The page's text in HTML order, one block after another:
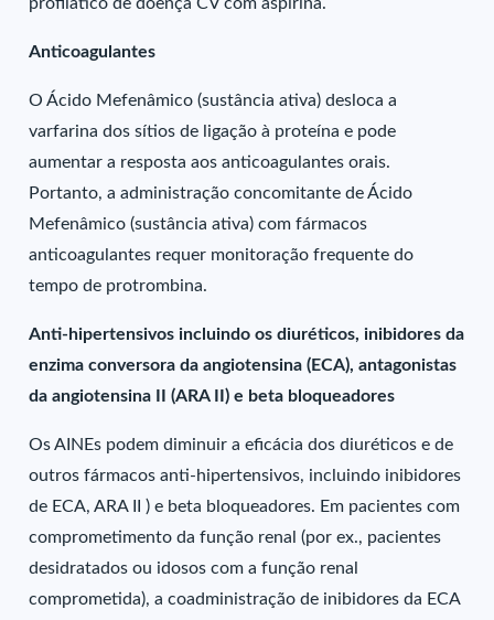
Anticoagulantes
O Ácido Mefenâmico (sustância ativa) desloca a
varfarina dos sítios de ligação à proteína e pode
aumentar a resposta aos anticoagulantes orais.
Portanto, a administração concomitante de Ácido
Mefenâmico (sustância ativa) com fármacos
anticoagulantes requer monitoração frequente do
tempo de protrombina.
Anti-hipertensivos incluindo os diuréticos, inibidores da
enzima conversora da angiotensina (ECA), antagonistas
da angiotensina II (ARA II) e beta bloqueadores
Os AINEs podem diminuir a eficácia dos diuréticos e de
outros fármacos anti-hipertensivos, incluindo inibidores
de ECA, ARA II ) e beta bloqueadores. Em pacientes com
comprometimento da função renal (por ex., pacientes
desidratados ou idosos com a função renal
comprometida), a coadministração de inibidores da ECA